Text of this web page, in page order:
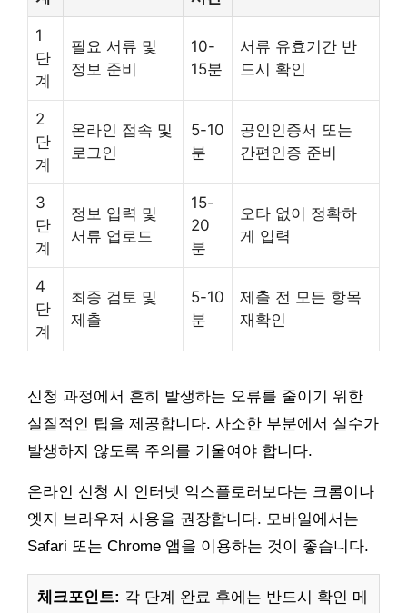
1
단
계
필요 서류 및
정보 준비
10-
15분
서류 유효기간 반
드시 확인
2
단
계
온라인 접속 및
로그인
5-10
분
공인인증서 또는
간편인증 준비
3
단
계
정보 입력 및
서류 업로드
15-
20
분
오타 없이 정확하
게 입력
4
단
계
최종 검토 및
제출
5-10
분
제출 전 모든 항목
재확인
신청 과정에서 흔히 발생하는 오류를 줄이기 위한
실질적인 팁을 제공합니다. 사소한 부분에서 실수가
발생하지 않도록 주의를 기울여야 합니다.
온라인 신청 시 인터넷 익스플로러보다는 크롬이나
엣지 브라우저 사용을 권장합니다. 모바일에서는
Safari 또는 Chrome 앱을 이용하는 것이 좋습니다.
체크포인트: 각 단계 완료 후에는 반드시 확인 메